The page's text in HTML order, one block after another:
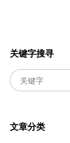
关键字搜寻
文章分类